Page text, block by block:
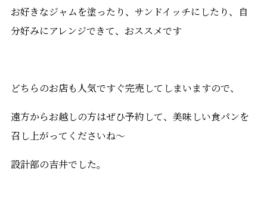
お好きなジャムを塗ったり、サンドイッチにしたり、自
分好みにアレンジできて、おススメです
どちらのお店も人気ですぐ完売してしまいますので、
遠方からお越しの方はぜひ予約して、美味しい食パンを
召し上がってくださいね～
設計部の吉井でした。